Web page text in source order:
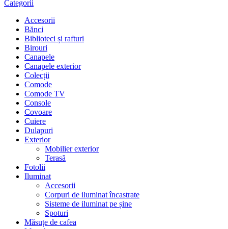
Categorii
Accesorii
Bănci
Biblioteci și rafturi
Birouri
Canapele
Canapele exterior
Colecții
Comode
Comode TV
Console
Covoare
Cuiere
Dulapuri
Exterior
Mobilier exterior
Terasă
Fotolii
Iluminat
Accesorii
Corpuri de iluminat încastrate
Sisteme de iluminat pe șine
Spoturi
Măsuțe de cafea